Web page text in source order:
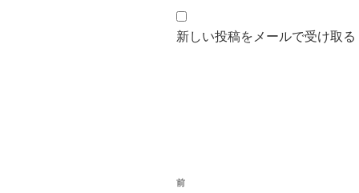
新しい投稿をメールで受け取る
投
前
前